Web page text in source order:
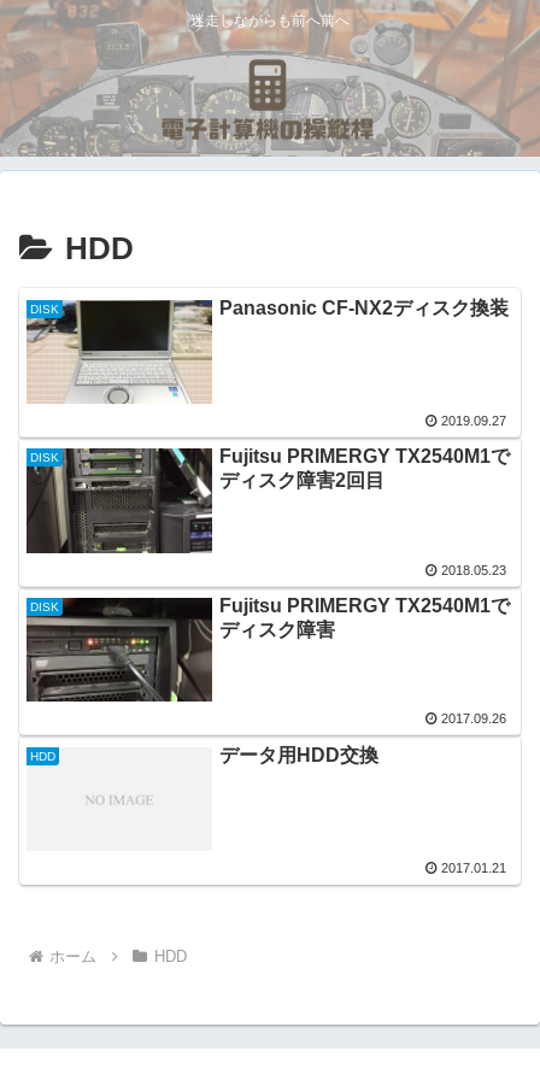
迷走しながらも前へ前へ
HDD
DISK Panasonic CF-NX2ディスク換装
2019.09.27
DISK
Fujitsu PRIMERGY TX2540M1で
ディスク障害2回目
2018.05.23
DISK
Fujitsu PRIMERGY TX2540M1で
ディスク障害
2017.09.26
HDD データ用HDD交換
2017.01.21
ホーム HDD